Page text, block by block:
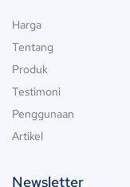
Harga
Tentang
Produk
Testimoni
Penggunaan
Artikel
Newsletter